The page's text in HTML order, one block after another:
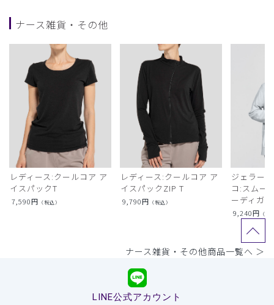
ナース雑貨・その他
レディース:クールコア ア
イスパックT
7,590円 （税込）
レディース:クールコア ア
イスパックZIP T
9,790円 （税込）
ジェラー
コ:スムー
ーディガン
9,240円 （税
ナース雑貨・その他商品一覧へ ＞
LINE公式アカウント